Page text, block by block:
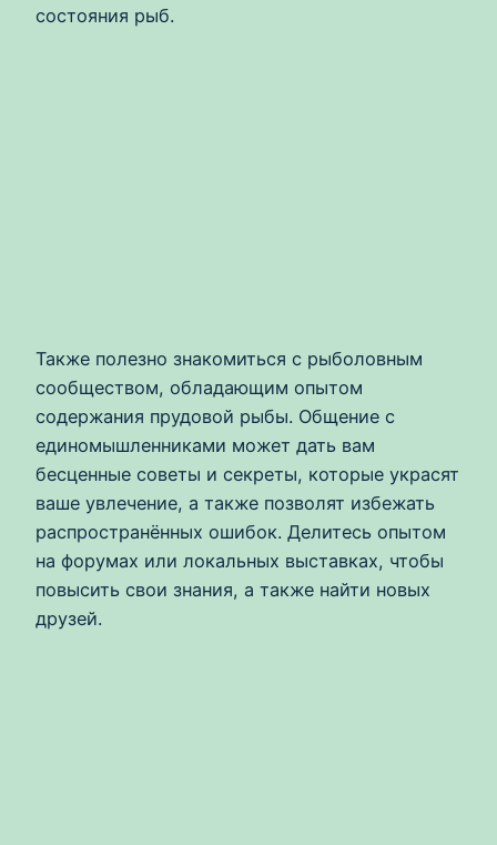
состояния рыб.
Также полезно знакомиться с рыболовным
сообществом, обладающим опытом
содержания прудовой рыбы. Общение с
единомышленниками может дать вам
бесценные советы и секреты, которые украсят
ваше увлечение, а также позволят избежать
распространённых ошибок. Делитесь опытом
на форумах или локальных выставках, чтобы
повысить свои знания, а также найти новых
друзей.